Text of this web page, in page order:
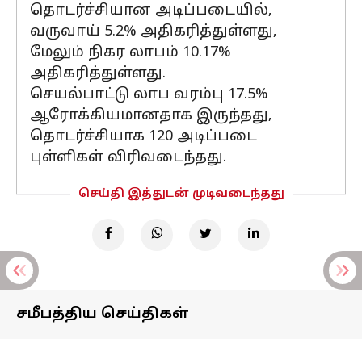
தொடர்ச்சியான அடிப்படையில்,
வருவாய் 5.2% அதிகரித்துள்ளது,
மேலும் நிகர லாபம் 10.17%
அதிகரித்துள்ளது.
செயல்பாட்டு லாப வரம்பு 17.5%
ஆரோக்கியமானதாக இருந்தது,
தொடர்ச்சியாக 120 அடிப்படை
புள்ளிகள் விரிவடைந்தது.
செய்தி இத்துடன் முடிவடைந்தது
சமீபத்திய செய்திகள்